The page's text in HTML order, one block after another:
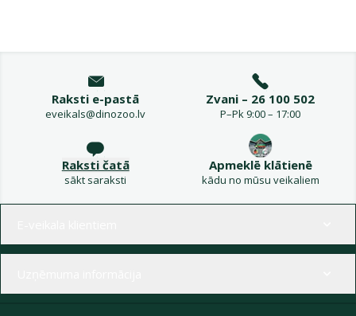
Raksti e-pastā
eveikals@dinozoo.lv
Zvani – 26 100 502
P–Pk 9:00 – 17:00
Raksti čatā
sākt saraksti
Apmeklē klātienē
kādu no mūsu veikaliem